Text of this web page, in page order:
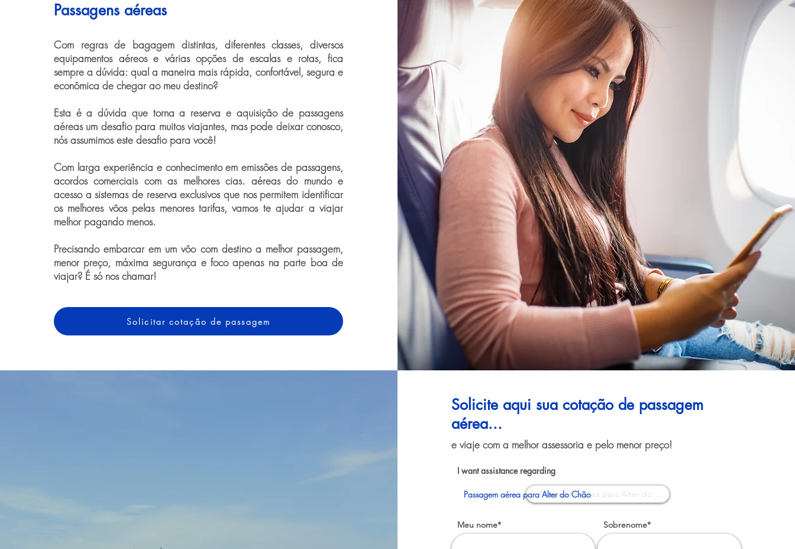
Passagens aéreas
Com regras de bagagem distintas, diferentes classes, diversos
equipamentos aéreos e várias opções de escalas e rotas, fica
sempre a dúvida: qual a maneira mais rápida, confortável, segura e
econômica de chegar ao meu destino?
Esta é a dúvida que torna a reserva e aquisição de passagens
aéreas um desafio para muitos viajantes, mas pode deixar conosco,
nós assumimos este desafio para você!
Com larga experiência e conhecimento em emissões de passagens,
acordos comerciais com as melhores cias. aéreas do mundo e
acesso a sistemas de reserva exclusivos que nos permitem identificar
os melhores vôos pelas menores tarifas, vamos te ajudar a viajar
melhor pagando menos.
Precisando embarcar em um vôo com destino a melhor passagem,
menor preço, máxima segurança e foco apenas na parte boa de
viajar? É só nos chamar!
Solicitar cotação de passagem
Solicite aqui sua cotação de passagem
aérea...
e viaje com a melhor assessoria e pelo menor preço!
I want assistance regarding
Passagem aérea para Alter do Chão
Meu nome* Sobrenome*